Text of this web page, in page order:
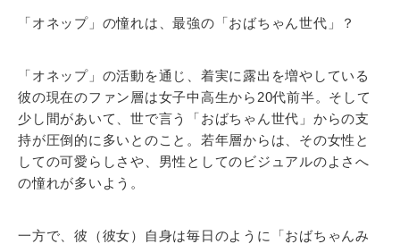
「オネップ」の憧れは、最強の「おばちゃん世代」？
「オネップ」の活動を通じ、着実に露出を増やしている
彼の現在のファン層は女子中高生から20代前半。そして
少し間があいて、世で言う「おばちゃん世代」からの支
持が圧倒的に多いとのこと。若年層からは、その女性と
しての可愛らしさや、男性としてのビジュアルのよさへ
の憧れが多いよう。
一方で、彼（彼女）自身は毎日のように「おばちゃんみ